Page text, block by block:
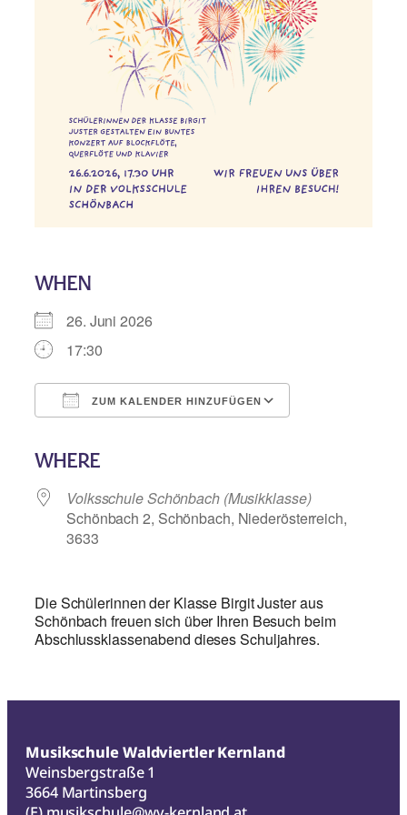
WHEN
26. Juni 2026
17:30
ZUM KALENDER HINZUFÜGEN
WHERE
Volksschule Schönbach (Musikklasse)
Schönbach 2, Schönbach, Niederösterreich,
3633
Die Schülerinnen der Klasse Birgit Juster aus
Schönbach freuen sich über Ihren Besuch beim
Abschlussklassenabend dieses Schuljahres.
Musikschule Waldviertler Kernland
Weinsbergstraße 1
3664 Martinsberg